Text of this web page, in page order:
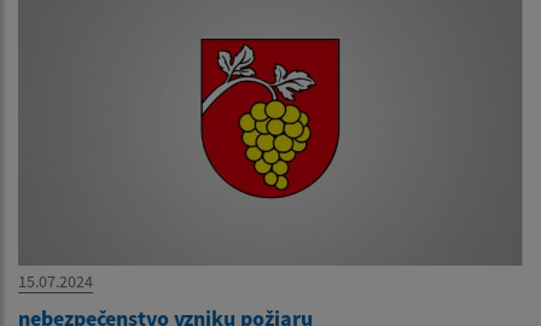
15.07.2024
nebezpečenstvo vzniku požiaru